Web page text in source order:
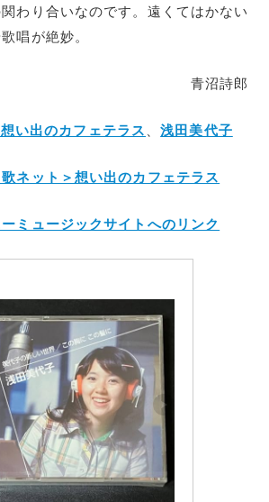
わり合いなのです。遠くてはかない
唱が絶妙。
青沼詩郎
い出のカフェテラス 、浅田美代子
ネット＞想い出のカフェテラス
ミュージックサイトへのリンク